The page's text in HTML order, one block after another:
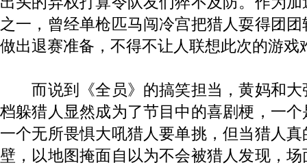
之一，曾经单枪匹马闯冷宫把猎人耍得团
做出退赛准备，不得不让人联想此次的游戏
而说到《全员》的搞笑担当，黄妈和大
档躲猎人显然成为了节目中的喜剧梗，一
一个无所畏惧大吼猎人要单挑，但当猎人
壁，以地图掩面自以为不会被猎人发现，